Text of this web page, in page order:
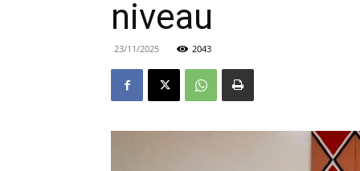
niveau
23/11/2025 2043